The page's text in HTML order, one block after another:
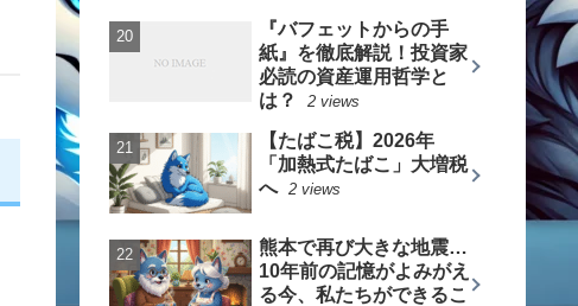
『バフェットからの手
紙』を徹底解説！投資家
必読の資産運用哲学と
は？
2 views
【たばこ税】2026年
「加熱式たばこ」大増税
へ 2 views
熊本で再び大きな地震…
10年前の記憶がよみがえ
る今、私たちができるこ